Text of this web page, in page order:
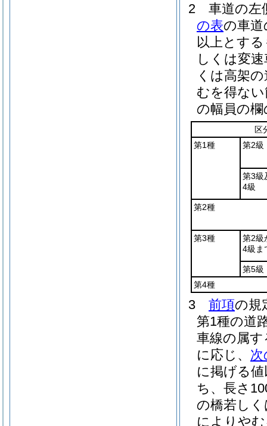
2
車道の左
の表の車
以上とす
しくは変
くは高架
むを得な
の幅員の
区
第1種
第2級
第3級
4級
第2種
第3種
第2級
4級ま
第5級
第4種
3 前項の規
第1種の道
車線の属
に応じ、 次
に掲げる
ち、長さ
の橋若し
によりや